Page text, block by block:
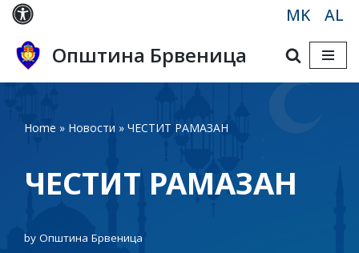
Skip
to
content
MK AL
Општина Брвеница
Home » Новости » ЧЕСТИТ РАМАЗАН
ЧЕСТИТ РАМАЗАН
by Општина Брвеница